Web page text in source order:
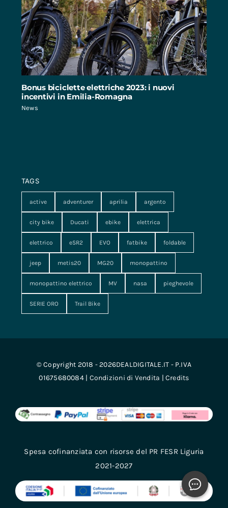
Bonus biciclette elettriche 2023: i nuovi
incentivi in Emilia-Romagna
News
TAGS
active adventurer aprilia argento
city bike Ducati ebike elettrica
elettrico eSR2 EVO fatbike foldable
jeep metis20 MG20 monopattino
monopattino elettrico MV nasa pieghevole
SERIE ORO Trail Bike
© Copyright 2018 - 2026DEALDIGITALE.IT - P.IVA
01675680084 | Condizioni di Vendita | Credits
Spesa cofinanziata con risorse del PR FESR Liguria
2021-2027